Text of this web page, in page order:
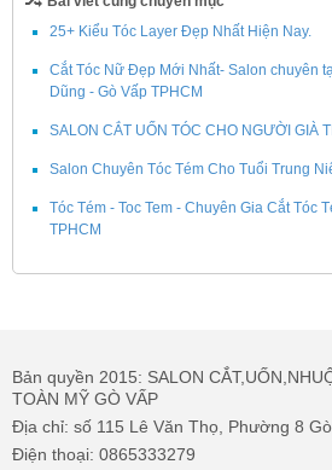
25+ Kiểu Tóc Layer Đẹp Nhất Hiện Nay.
Cắt Tóc Nữ Đẹp Mới Nhất- Salon chuyên
Dũng - Gò Vấp TPHCM
SALON CẮT UỐN TÓC CHO NGƯỜI GIÀ
Salon Chuyên Tóc Tém Cho Tuổi Trung
Tóc Tém - Toc Tem - Chuyên Gia Cắt Tóc
TPHCM
Bản quyền 2015: SALON
TOÀN MỸ GÒ VẤP
Địa chỉ: số 115 Lê Văn Thọ, Phường 8
Điện thoại: 0865333279